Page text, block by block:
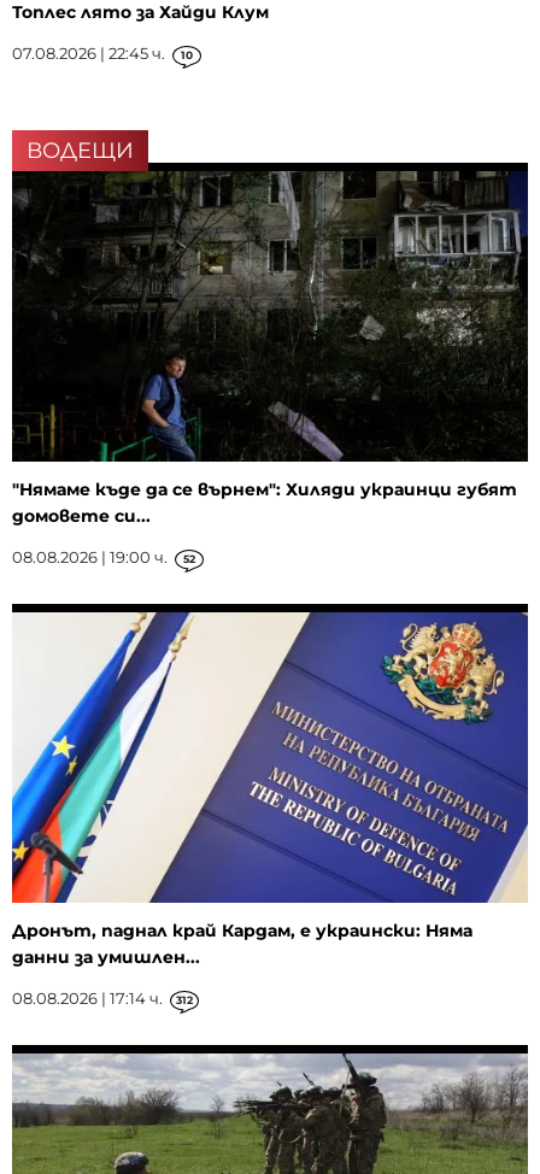
Топлес лято за Хайди Клум
07.08.2026 | 22:45 ч. 10
ВОДЕЩИ
"Нямаме къде да се върнем": Хиляди украинци губят
домовете си...
08.08.2026 | 19:00 ч. 52
Дронът, паднал край Кардам, е украински: Няма
данни за умишлен...
08.08.2026 | 17:14 ч. 312